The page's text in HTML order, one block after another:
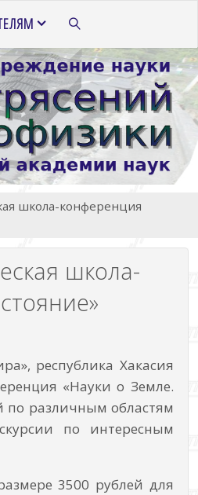
ПОИСК
школа-конференция
школа-
республика Хакасия
«Науки о Земле.
по различным областям
по интересным
3500 рублей для